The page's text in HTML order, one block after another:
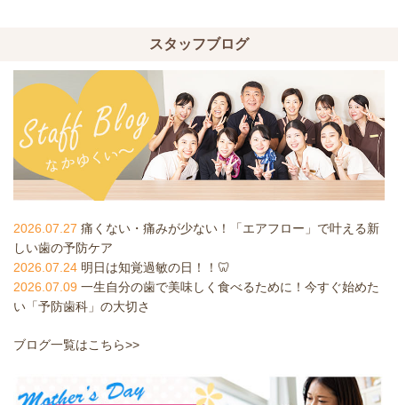
スタッフブログ
2026.07.27 痛くない・痛みが少ない！「エアフロー」で叶える新
しい歯の予防ケア
2026.07.24 明日は知覚過敏の日！！🦷
2026.07.09 一生自分の歯で美味しく食べるために！今すぐ始めた
い「予防歯科」の大切さ
ブログ一覧はこちら>>